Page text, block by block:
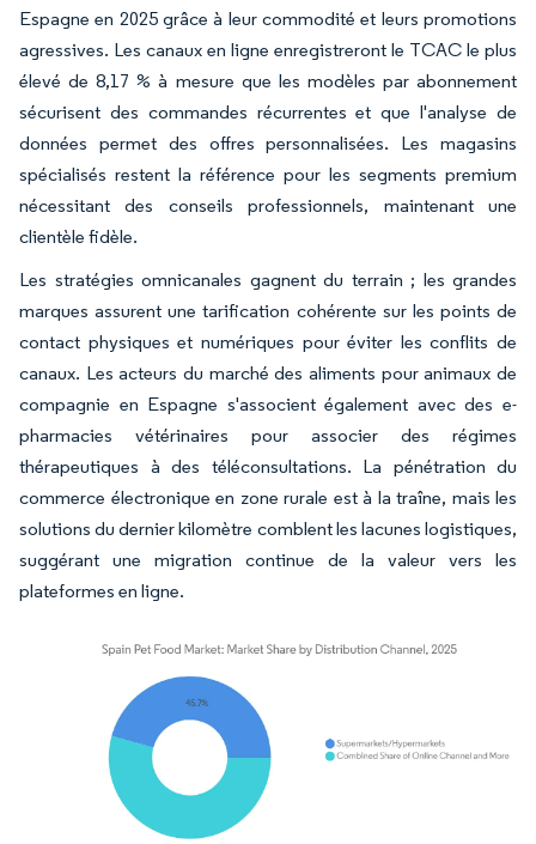
Espagne en 2025 grâce à leur commodité et leurs promotions
agressives. Les canaux en ligne enregistreront le TCAC le plus
élevé de 8,17 % à mesure que les modèles par abonnement
sécurisent des commandes récurrentes et que l'analyse de
données permet des offres personnalisées. Les magasins
spécialisés restent la référence pour les segments premium
nécessitant des conseils professionnels, maintenant une
clientèle fidèle.
Les stratégies omnicanales gagnent du terrain ; les grandes
marques assurent une tarification cohérente sur les points de
contact physiques et numériques pour éviter les conflits de
canaux. Les acteurs du marché des aliments pour animaux de
compagnie en Espagne s'associent également avec des e-
pharmacies vétérinaires pour associer des régimes
thérapeutiques à des téléconsultations. La pénétration du
commerce électronique en zone rurale est à la traîne, mais les
solutions du dernier kilomètre comblent les lacunes logistiques,
suggérant une migration continue de la valeur vers les
plateformes en ligne.